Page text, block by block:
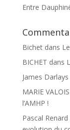
Entre
Bichetdans
BICHET dans
James Darlays
MARIE VALOIS
l’AMHP !
Pascal Renard